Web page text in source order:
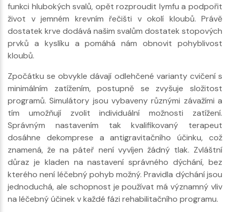
funkci hlubokých svalů, opět rozproudit lymfu a podpořit
život v jemném krevním řečišti v okolí kloubů. Právě
dostatek krve dodává našim svalům dostatek stopových
prvků a kyslíku a pomáhá nám obnovit pohyblivost
kloubů.
Zpočátku se obvykle dávají odlehčené varianty cvičení s
minimálním zatížením, postupně se zvyšuje složitost
programů. Simulátory jsou vybaveny různými závažími a
tím umožňují zvolit individuální možnosti zatížení.
Správným nastavením tak kvalifikovaný terapeut
dosáhne dekomprese a antigravitačního účinku, což
znamená, že na páteř není vyvíjen žádný tlak. Zvláštní
důraz je kladen na nastavení správného dýchání, bez
kterého není léčebný pohyb možný. Pravidla dýchání jsou
jednoduchá, ale schopnost je používat má významný vliv
na léčebný účinek v každé fázi rehabilitačního programu.